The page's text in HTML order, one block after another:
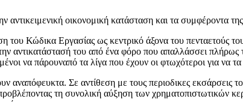
αντικειμενική οικονομική κατάσταση και τα συμφέροντα
του Κώδικα Εργασίας ως κεντρικό άξονα του πενταετούς
αντικατάστασή του από ένα φόρο που απαλλάσσει
να πάρουναπό τα λίγα που έχουν οι φτωχότεροι για να
Σε αντίθεση με τους περιοδικες εκσάρσεις
τη συνολική αύξηση των χρηματοπιστωτικών